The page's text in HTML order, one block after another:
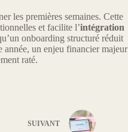
les premières semaines. Cette
et facilite l’intégration
onboarding structuré réduit
un enjeu financier majeur
raté.
SUIVANT